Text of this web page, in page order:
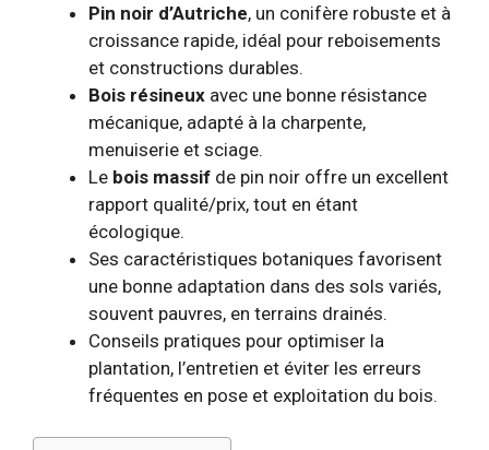
Pin noir d’Autriche, un conifère robuste et à
croissance rapide, idéal pour reboisements
et constructions durables.
Bois résineux avec une bonne résistance
mécanique, adapté à la charpente,
menuiserie et sciage.
Le bois massif de pin noir offre un excellent
rapport qualité/prix, tout en étant
écologique.
Ses caractéristiques botaniques favorisent
une bonne adaptation dans des sols variés,
souvent pauvres, en terrains drainés.
Conseils pratiques pour optimiser la
plantation, l’entretien et éviter les erreurs
fréquentes en pose et exploitation du bois.